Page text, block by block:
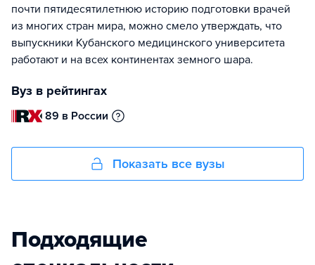
почти пятидесятилетнюю историю подготовки врачей
из многих стран мира, можно смело утверждать, что
выпускники Кубанского медицинского университета
работают и на всех континентах земного шара.
Вуз в рейтингах
89 в России
Показать все вузы
Подходящие